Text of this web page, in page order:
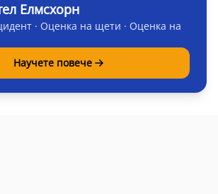
Елмсхорн
· Оценка на щети · Оценка на
Научете повече